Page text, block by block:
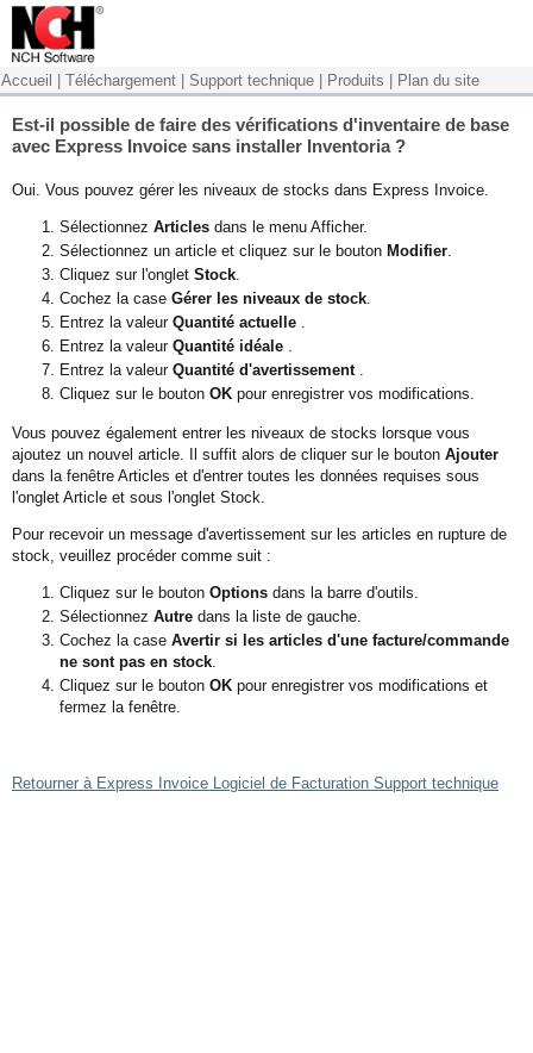
Accueil Téléchargement Support technique Produits Plan du site
Est-il possible de faire des vérifications d'inventaire de base
avec Express Invoice sans installer Inventoria ?
Oui. Vous pouvez gérer les niveaux de stocks dans Express Invoice.
Sélectionnez Articles dans le menu Afficher.
Sélectionnez un article et cliquez sur le bouton Modifier.
Cliquez sur l'onglet Stock.
Cochez la case Gérer les niveaux de stock.
Entrez la valeur Quantité actuelle .
Entrez la valeur Quantité idéale .
Entrez la valeur Quantité d'avertissement .
Cliquez sur le bouton OK pour enregistrer vos modifications.
Vous pouvez également entrer les niveaux de stocks lorsque vous
ajoutez un nouvel article. Il suffit alors de cliquer sur le bouton Ajouter
dans la fenêtre Articles et d'entrer toutes les données requises sous
l'onglet Article et sous l'onglet Stock.
Pour recevoir un message d'avertissement sur les articles en rupture de
stock, veuillez procéder comme suit :
Cliquez sur le bouton Options dans la barre d'outils.
Sélectionnez Autre dans la liste de gauche.
Cochez la case Avertir si les articles d'une facture/commande
ne sont pas en stock.
Cliquez sur le bouton OK pour enregistrer vos modifications et
fermez la fenêtre.
Retourner à Express Invoice Logiciel de Facturation Support technique